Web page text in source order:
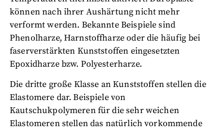
können nach ihrer Aushärtung nicht mehr
verformt werden. Bekannte Beispiele sind
Phenolharze, Harnstoffharze oder die häufig bei
faserverstärkten Kunststoffen eingesetzten
Epoxidharze bzw. Polyesterharze.
Die dritte große Klasse an Kunststoffen stellen die
Elastomere dar. Beispiele von
Kautschukpolymeren für die sehr weichen
Elastomeren stellen das natürlich vorkommende